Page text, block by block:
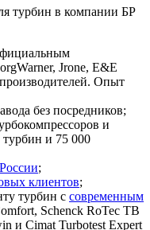
турбин в компании БР
Jrone, E&E
Опыт
без посредников;
и
турбин и 75 000
;
клиентов;
турбин с современным
Schenck RoTec TB
и Cimat Turbotest Expert